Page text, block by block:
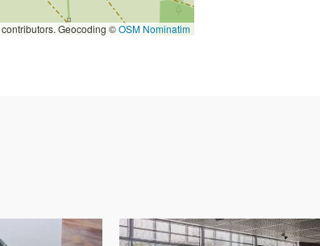
contributors. Geocoding ©OSM Nominatim